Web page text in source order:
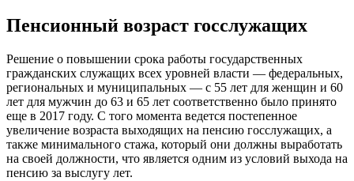
Пенсионный возраст госслужащих
Решение о повышении срока работы государственных
гражданских служащих всех уровней власти — федеральных,
региональных и муниципальных — с 55 лет для женщин и 60
лет для мужчин до 63 и 65 лет соответственно было принято
еще в 2017 году. С того момента ведется постепенное
увеличение возраста выходящих на пенсию госслужащих, а
также минимального стажа, который они должны выработать
на своей должности, что является одним из условий выхода на
пенсию за выслугу лет.